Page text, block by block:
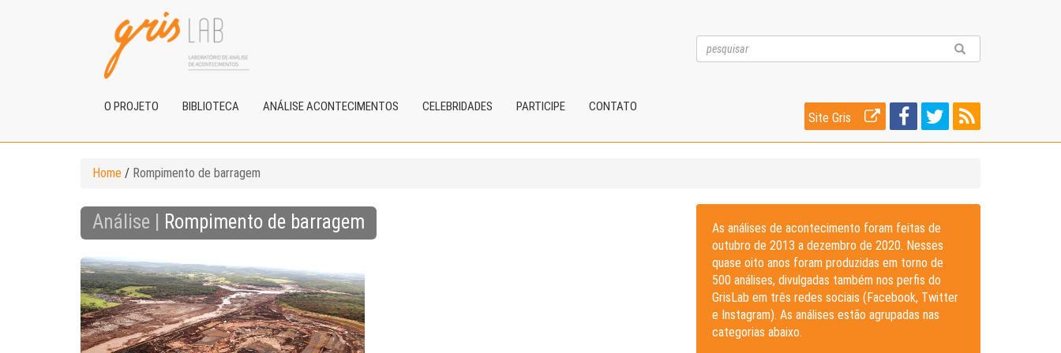
O PROJETO BIBLIOTECA ANÁLISE ACONTECIMENTOS CELEBRIDADES PARTICIPE CONTATO
Site Gris
Home / Rompimento de barragem
Análise | Rompimento de barragem
As análises de acontecimento foram feitas de
outubro de 2013 a dezembro de 2020. Nesses
quase oito anos foram produzidas em torno de
500 análises, divulgadas também nos perfis do
GrisLab em três redes sociais (Facebook, Twitter
e Instagram). As análises estão agrupadas nas
categorias abaixo.